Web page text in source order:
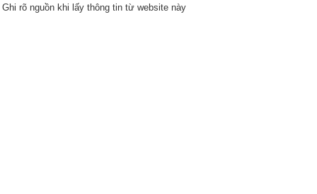
Ghi rõ nguồn khi lấy thông tin từ website này